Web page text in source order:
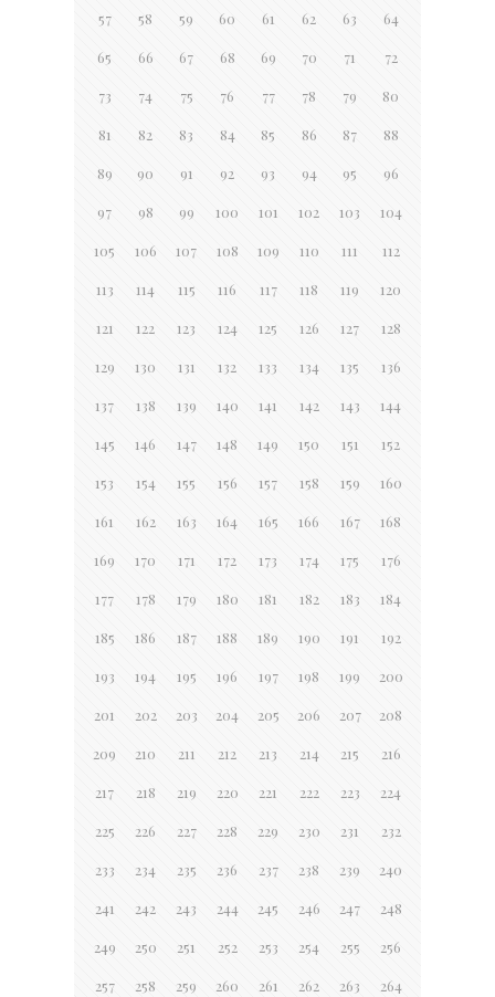
57 58 59 60 61 62 63 64
65 66 67 68 69 70 71 72
73 74 75 76 77 78 79 80
81 82 83 84 85 86 87 88
89 90 91 92 93 94 95 96
97 98 99 100 101 102 103 104
105 106 107 108 109 110 111 112
113 114 115 116 117 118 119 120
121 122 123 124 125 126 127 128
129 130 131 132 133 134 135 136
137 138 139 140 141 142 143 144
145 146 147 148 149 150 151 152
153 154 155 156 157 158 159 160
161 162 163 164 165 166 167 168
169 170 171 172 173 174 175 176
177 178 179 180 181 182 183 184
185 186 187 188 189 190 191 192
193 194 195 196 197 198 199 200
201 202 203 204 205 206 207 208
209 210 211 212 213 214 215 216
217 218 219 220 221 222 223 224
225 226 227 228 229 230 231 232
233 234 235 236 237 238 239 240
241 242 243 244 245 246 247 248
249 250 251 252 253 254 255 256
257 258 259 260 261 262 263 264